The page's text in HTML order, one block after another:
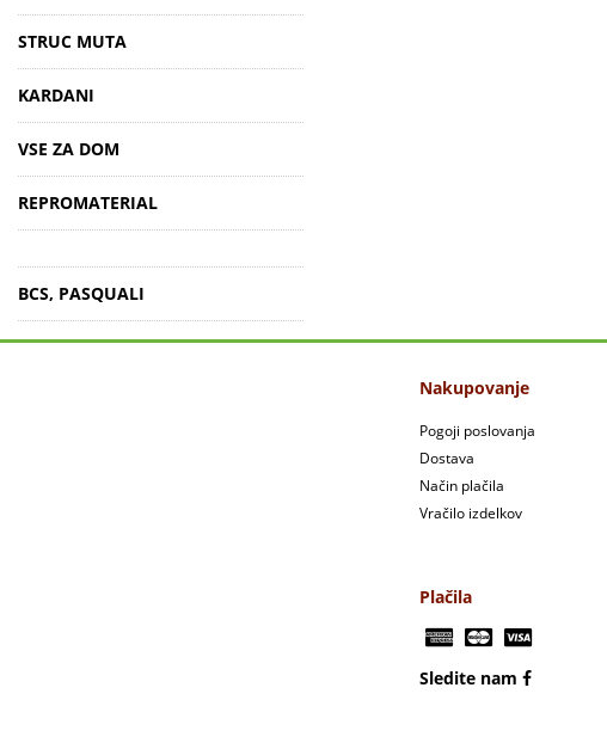
STRUC MUTA
KARDANI
VSE ZA DOM
REPROMATERIAL
BCS, PASQUALI
Nakupovanje
Pogoji poslovanja
Dostava
Način plačila
Vračilo izdelkov
Plačila
Sledite nam